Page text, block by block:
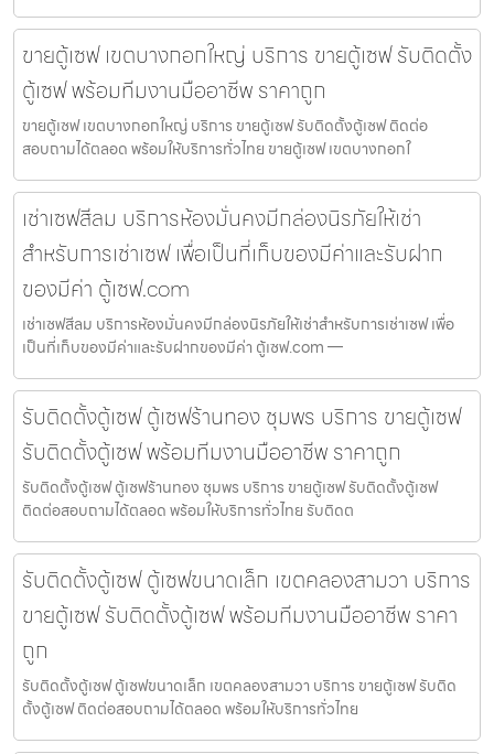
ขายตู้เซฟ เขตบางกอกใหญ่ บริการ ขายตู้เซฟ รับติดตั้ง
ตู้เซฟ พร้อมทีมงานมืออาชีพ ราคาถูก
ขายตู้เซฟ เขตบางกอกใหญ่ บริการ ขายตู้เซฟ รับติดตั้งตู้เซฟ ติดต่อ
สอบถามได้ตลอด พร้อมให้บริการทั่วไทย ขายตู้เซฟ เขตบางกอกใ
เช่าเซฟสีลม บริการห้องมั่นคงมีกล่องนิรภัยให้เช่า
สำหรับการเช่าเซฟ เพื่อเป็นที่เก็บของมีค่าและรับฝาก
ของมีค่า ตู้เซฟ.com
เช่าเซฟสีลม บริการห้องมั่นคงมีกล่องนิรภัยให้เช่าสำหรับการเช่าเซฟ เพื่อ
เป็นที่เก็บของมีค่าและรับฝากของมีค่า ตู้เซฟ.com —
รับติดตั้งตู้เซฟ ตู้เซฟร้านทอง ชุมพร บริการ ขายตู้เซฟ
รับติดตั้งตู้เซฟ พร้อมทีมงานมืออาชีพ ราคาถูก
รับติดตั้งตู้เซฟ ตู้เซฟร้านทอง ชุมพร บริการ ขายตู้เซฟ รับติดตั้งตู้เซฟ
ติดต่อสอบถามได้ตลอด พร้อมให้บริการทั่วไทย รับติดต
รับติดตั้งตู้เซฟ ตู้เซฟขนาดเล็ก เขตคลองสามวา บริการ
ขายตู้เซฟ รับติดตั้งตู้เซฟ พร้อมทีมงานมืออาชีพ ราคา
ถูก
รับติดตั้งตู้เซฟ ตู้เซฟขนาดเล็ก เขตคลองสามวา บริการ ขายตู้เซฟ รับติด
ตั้งตู้เซฟ ติดต่อสอบถามได้ตลอด พร้อมให้บริการทั่วไทย